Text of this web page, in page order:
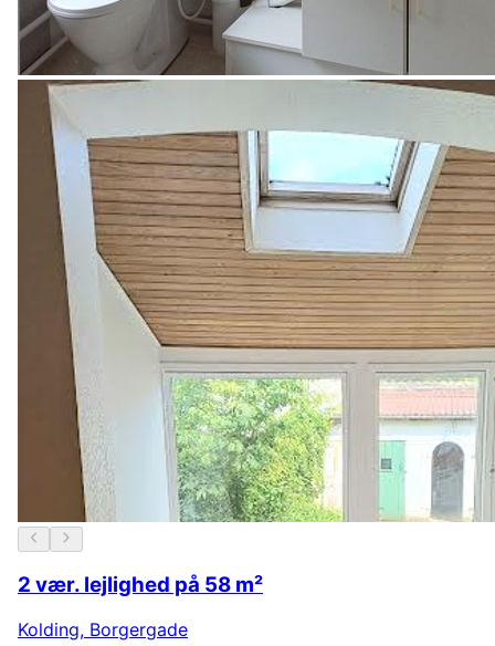
2 vær. lejlighed på 58 m²
Kolding, Borgergade